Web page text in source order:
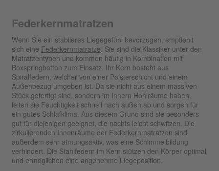
Federkernmatratzen
Wenn Sie ein stabileres Liegegefühl bevorzugen, empfiehlt
sich eine Federkernmatratze . Sie sind die Klassiker unter den
Matratzentypen und kommen häufig in Kombination mit
Boxspringbetten zum Einsatz. Ihr Kern besteht aus
Spiralfedern, welcher von einer Polsterschicht und einem
Außenbezug umgeben ist. Da sie nicht aus einem massiven
Stück gefertigt sind, sondern im Innern Hohlräume haben,
leiten sie Feuchtigkeit schnell nach außen ab und sorgen für
ein gutes Schlafklima. Aus diesem Grund sind sie besonders
gut für diejenigen geeignet, die nachts leicht schwitzen. Die
zirkulierenden Innenräume der Federkernmatratzen sind
außerdem sehr atmungsaktiv, was eine Schimmelbildung
verhindert. Die Stahlfedern im Kern stützen den Körper optimal
und ermöglichen eine angenehme Liegeposition.